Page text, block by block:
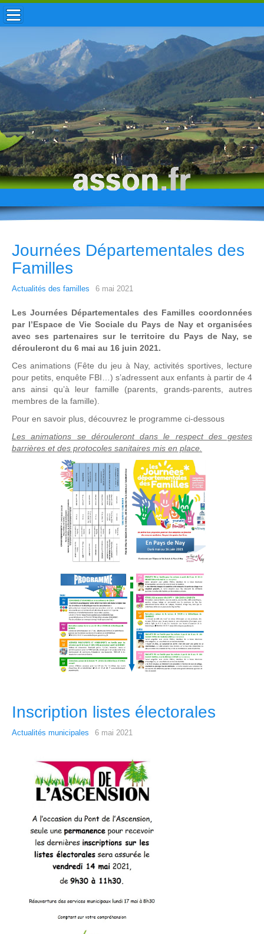
ACCUEIL / INFOS
MUNICIPALITÉ
VIE LOCALE
ENFANCE
TOURISME
HISTOIRE
Journées Départementales des
Familles
Actualités des familles 6 mai 2021
Les Journées Départementales des Familles coordonnées
par l’Espace de Vie Sociale du Pays de Nay et organisées
avec ses partenaires sur le territoire du Pays de Nay, se
dérouleront du 6 mai au 16 juin 2021.
Ces animations (Fête du jeu à Nay, activités sportives, lecture
pour petits, enquête FBI…) s’adressent aux enfants à partir de 4
ans ainsi qu’à leur famille (parents, grands-parents, autres
membres de la famille).
Pour en savoir plus, découvrez le programme ci-dessous
Les animations se dérouleront dans le respect des gestes
barrières et des protocoles sanitaires mis en place.
Inscription listes électorales
Actualités municipales 6 mai 2021